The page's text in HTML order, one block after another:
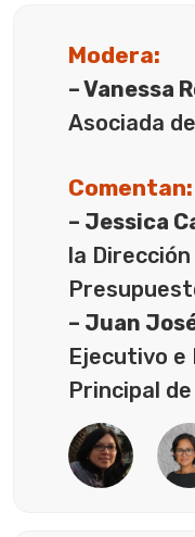
Modera:
– Vanessa
Asociada
Comentan:
– Jessica
la
– Juan
Ejecutivo e
Principal de